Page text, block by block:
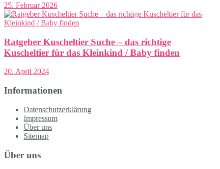
25. Februar 2026
Ratgeber Kuscheltier Suche – das richtige
Kuscheltier für das Kleinkind / Baby finden
20. April 2024
Informationen
Datenschutzerklärung
Impressum
Über uns
Sitemap
Über uns